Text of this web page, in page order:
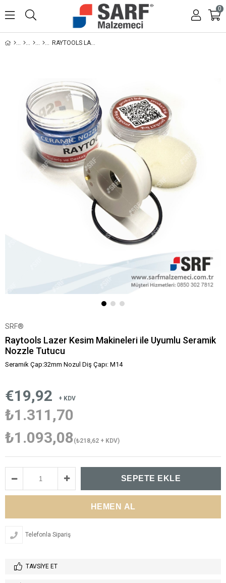
0
RAYTOOLS LAZER KESIM MAKINELERI ILE UYUMLU SERAMIK NOZZLE TUTUCU
SRF®
Raytools Lazer Kesim Makineleri ile Uyumlu Seramik
Nozzle Tutucu
Seramik Çap:32mm Nozul Diş Çapı: M14
€19,92 + KDV
₺1.311,70
₺1.093,08 (₺218,62 + KDV)
Telefonla Sipariş
TAVSIYE ET